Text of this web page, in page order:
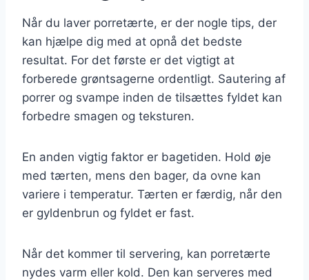
Når du laver porretærte, er der nogle tips, der
kan hjælpe dig med at opnå det bedste
resultat. For det første er det vigtigt at
forberede grøntsagerne ordentligt. Sautering af
porrer og svampe inden de tilsættes fyldet kan
forbedre smagen og teksturen.
En anden vigtig faktor er bagetiden. Hold øje
med tærten, mens den bager, da ovne kan
variere i temperatur. Tærten er færdig, når den
er gyldenbrun og fyldet er fast.
Når det kommer til servering, kan porretærte
nydes varm eller kold. Den kan serveres med